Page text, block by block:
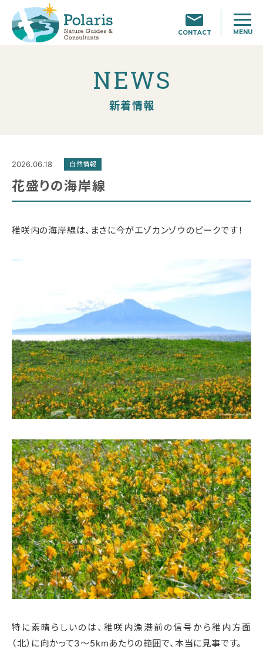
CONTACT MENU
NEWS
新着情報
2026.06.18 自然情報
花盛りの海岸線
稚咲内の海岸線は、まさに今がエゾカンゾウのピークです！
特に素晴らしいのは、稚咲内漁港前の信号から稚内方面
（北）に向かって3～5kmあたりの範囲で、本当に見事です。